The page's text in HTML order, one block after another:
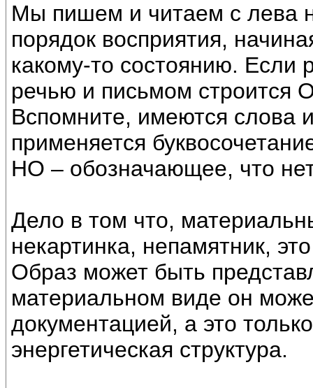
Мы пишем и читаем с лева
порядок восприятия,
какому-то состоянию. Если
речью и письмом строится
Вспомните, имеются слова
применяется
НО – обозначающее, что
Дело в том что,
некартинка, непамятник,
Образ может быть
материальном виде он
документацией, а это
энергетическая структура.